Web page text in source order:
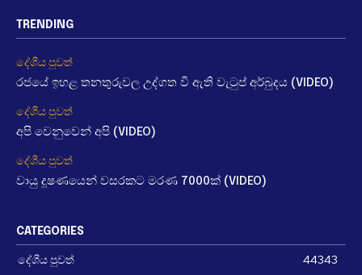
TRENDING
දේශීය පුවත්
රජයේ ඉහළ තනතුරුවල උද්ගත වී ඇති වැටුප් අර්බුදය (VIDEO)
දේශීය පුවත්
අපි වෙනුවෙන් අපි (VIDEO)
දේශීය පුවත්
වායු දූෂණයෙන් වසරකට මරණ 7000ක් (VIDEO)
CATEGORIES
දේශීය පුවත්
44343